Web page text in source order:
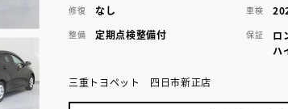
修復 なし 車検
整備 定期点検整備付 保証
ロ
ハ
三重トヨペット 四日市新正店